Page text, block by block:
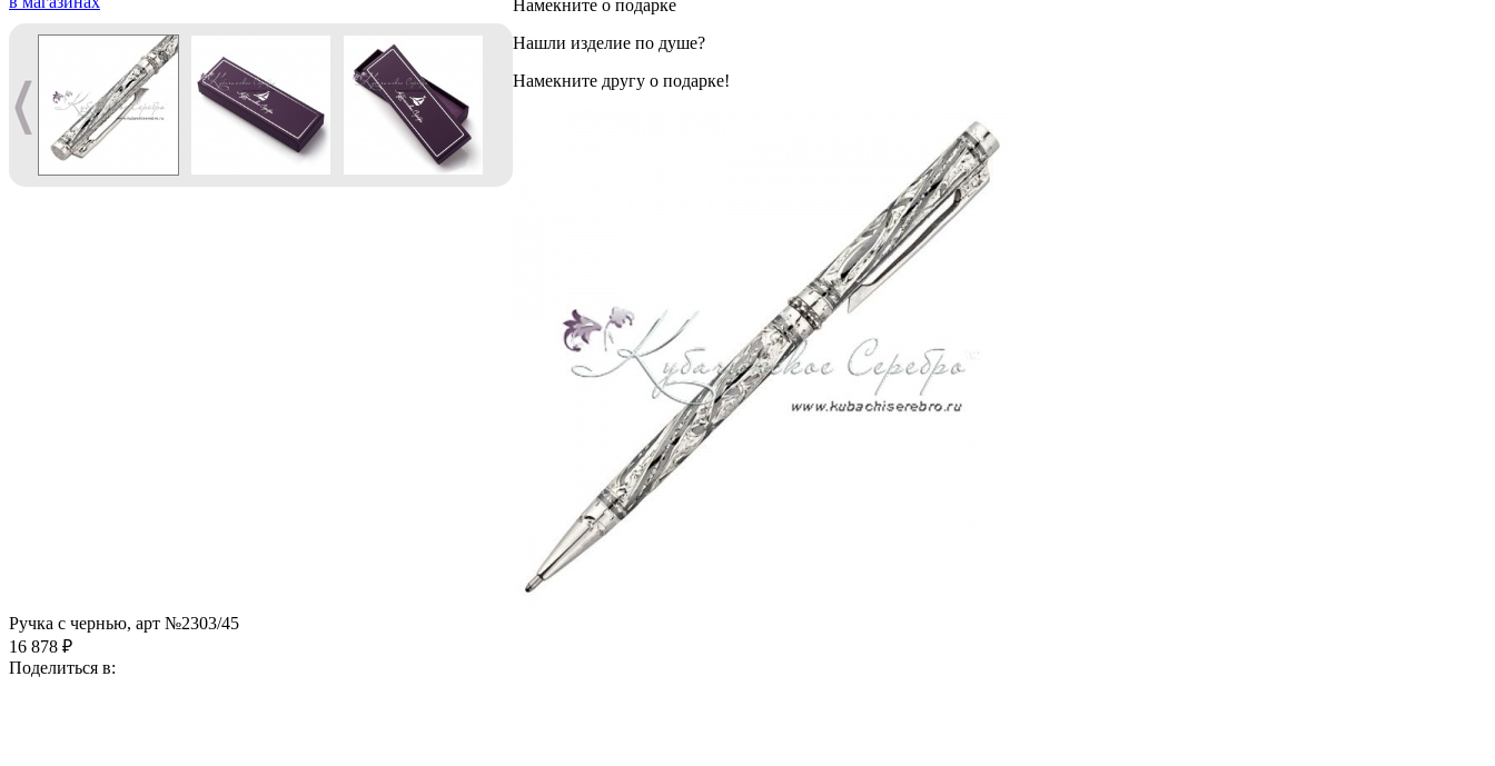
Намекните о подарке
Нашли изделие по душе?
Намекните другу о подарке!
Ручка с чернью, арт №2303/45
16 878 ₽
Поделиться в: